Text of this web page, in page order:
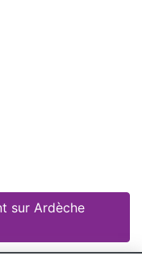
sur Ardèche